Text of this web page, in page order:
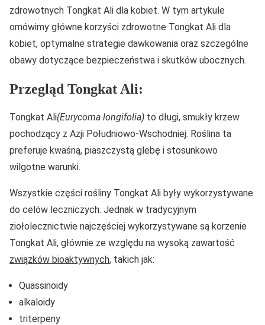
zdrowotnych Tongkat Ali dla kobiet. W tym artykule
omówimy główne korzyści zdrowotne Tongkat Ali dla
kobiet, optymalne strategie dawkowania oraz szczególne
obawy dotyczące bezpieczeństwa i skutków ubocznych.
Przegląd Tongkat Ali:
Tongkat Ali(Eurycoma longifolia) to długi, smukły krzew
pochodzący z Azji Południowo-Wschodniej. Roślina ta
preferuje kwaśną, piaszczystą glebę i stosunkowo
wilgotne warunki.
Wszystkie części rośliny Tongkat Ali były wykorzystywane
do celów leczniczych. Jednak w tradycyjnym
ziołolecznictwie najczęściej wykorzystywane są korzenie
Tongkat Ali, głównie ze względu na wysoką zawartość
związków bioaktywnych, takich jak:
Quassinoidy
alkaloidy
triterpeny